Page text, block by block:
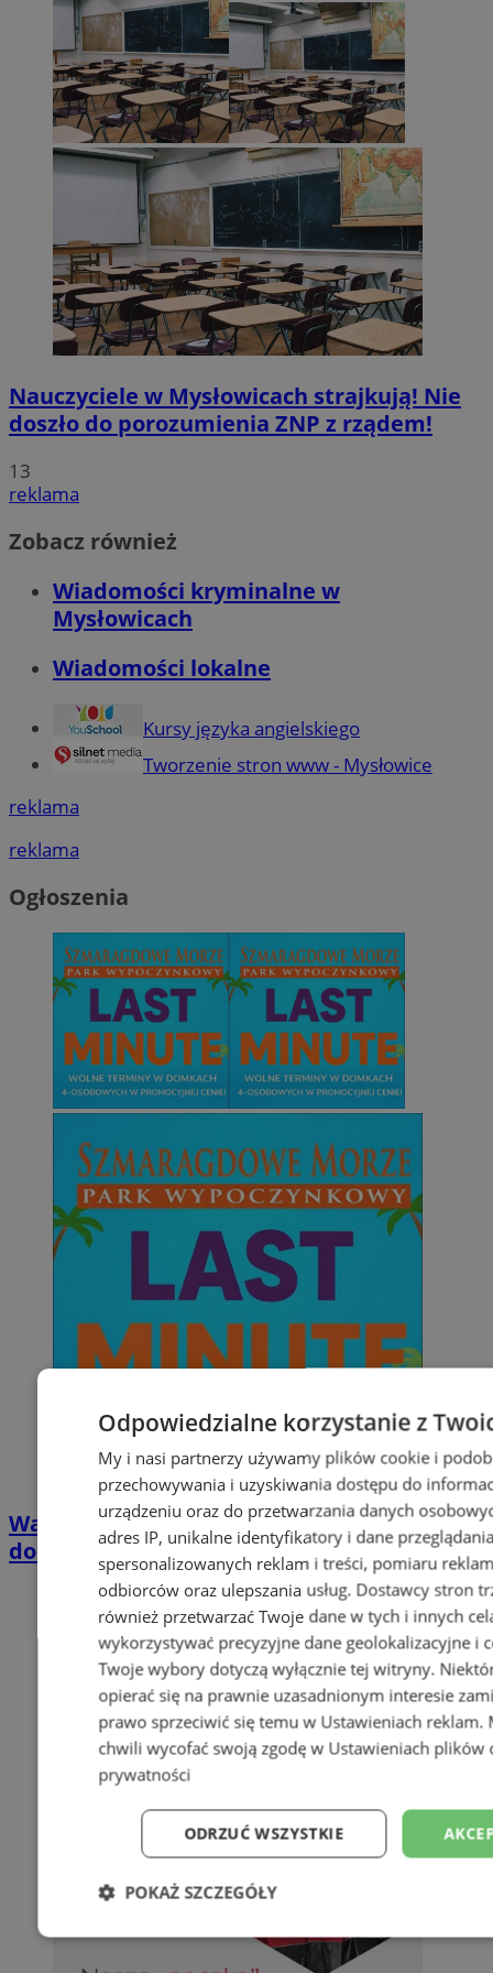
Nauczyciele w Mysłowicach strajkują! Nie
doszło do porozumienia ZNP z rządem!
13
reklama
Zobacz również
Wiadomości kryminalne w
Mysłowicach
Wiadomości lokalne
Kursy języka angielskiego
Tworzenie stron www - Mysłowice
reklama
reklama
Ogłoszenia
Wakacyjny wypoczynek nad Bałtykiem w
domkach Szmaragdowe Morze
Odpowiedzialne korzystanie z
My i nasi partnerzy używamy plików cookie i
przechowywania i uzyskiwania dostępu do
urządzeniu oraz do przetwarzania danych
adres IP, unikalne identyfikatory i dane
spersonalizowanych reklam i treści, pomiaru
odbiorców oraz ulepszania usług. Dostawcy stron
również przetwarzać Twoje dane w tych i innych
wykorzystywać precyzyjne dane geolokalizacyjne i
Twoje wybory dotyczą wyłącznie tej witryny.
opierać się na prawnie uzasadnionym interesie
prawo sprzeciwić się temu w Ustawieniach reklam.
chwili wycofać swoją zgodę w Ustawieniach plików
prywatności
ODRZUĆ WSZYSTKIE
POKAŻ SZCZEGÓŁY
Niezbędne Wydajność